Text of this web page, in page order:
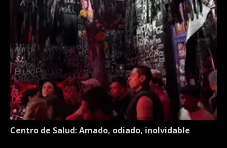
Centro de Salud: Amado, odiado, inolvidable